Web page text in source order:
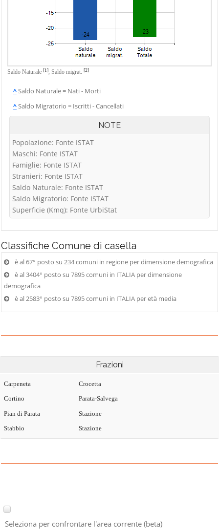
Saldo Naturale [1], Saldo migrat. [2]
^Saldo Naturale = Nati - Morti
^Saldo Migratorio = Iscritti - Cancellati
NOTE
Popolazione: Fonte ISTAT
Maschi: Fonte ISTAT
Famiglie: Fonte ISTAT
Stranieri: Fonte ISTAT
Saldo Naturale: Fonte ISTAT
Saldo Migratorio: Fonte ISTAT
Superficie (Kmq): Fonte UrbiStat
Classifiche Comune di casella
è al 67° posto su 234 comuni in regione per dimensione demografica
è al 3404° posto su 7895 comuni in ITALIA per dimensione
demografica
è al 2583° posto su 7895 comuni in ITALIA per età media
Frazioni
Carpeneta
Cortino
Crocetta
Parata-Salvega
Pian di Parata
Stabbio
Stazione
Stazione
Seleziona per confrontare l'area corrente (beta)